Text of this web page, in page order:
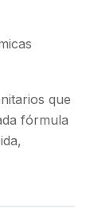
que
fórmula